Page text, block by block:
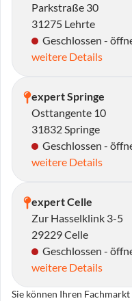
Parkstraße 30
31275 Lehrte
Geschlossen -
weitere Details
expert Springe
Osttangente 10
31832 Springe
Geschlossen -
weitere Details
expert Celle
Zur Hasselklink 3-5
29229 Celle
Geschlossen -
weitere Details
Sie können Ihren